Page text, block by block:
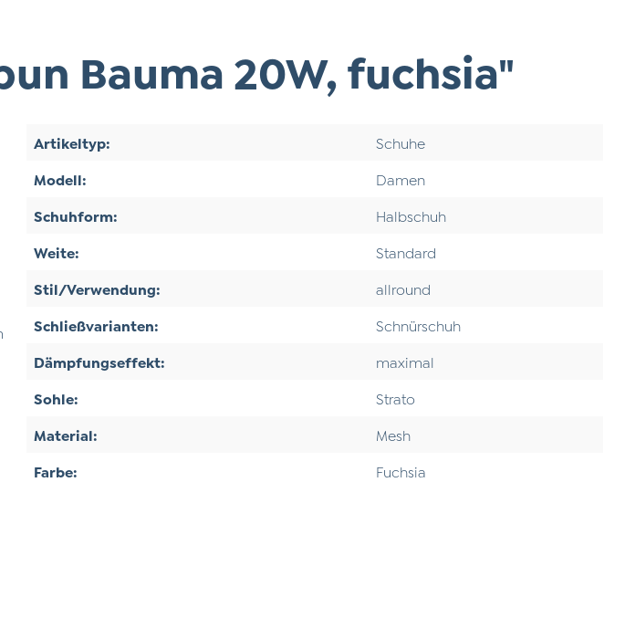
Bauma 20W, fuchsia"
Artikeltyp: Schuhe
Modell: Damen
Schuhform: Halbschuh
Weite: Standard
Stil/Verwendung: allround
Schließvarianten: Schnürschuh
Dämpfungseffekt: maximal
Sohle: Strato
Material: Mesh
Farbe: Fuchsia